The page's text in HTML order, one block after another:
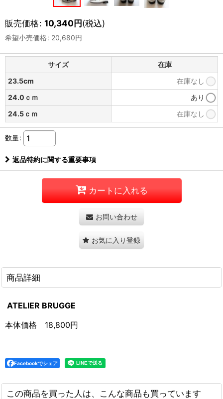
販売価格: 10,340円(税込)
希望小売価格: 20,680円
サイズ
在庫
23.5cm
在庫なし
24.0ｃｍ
あり
24.5ｃｍ
在庫なし
数量:
返品特約に関する重要事項
カートに入れる
お問い合わせ
お気に入り登録
商品詳細
ATELIER BRUGGE
本体価格 18,800円
Facebookでシェア
この商品を買った人は、こんな商品も買っています